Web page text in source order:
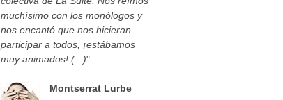
muchísimo con los monólogos y
nos encantó que nos hicieran
participar a todos, ¡estábamos
muy animados! (...)"
Montserrat Lurbe